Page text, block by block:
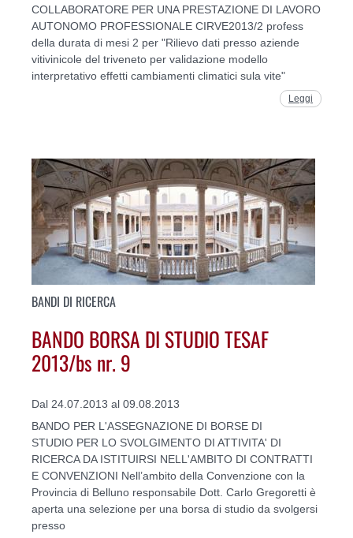
COLLABORATORE PER UNA PRESTAZIONE DI LAVORO
AUTONOMO PROFESSIONALE CIRVE2013/2 profess
della durata di mesi 2 per "Rilievo dati presso aziende
vitivinicole del triveneto per validazione modello
interpretativo effetti cambiamenti climatici sula vite"
Leggi
BANDI DI RICERCA
BANDO BORSA DI STUDIO TESAF
2013/bs nr. 9
Dal 24.07.2013 al 09.08.2013
BANDO PER L'ASSEGNAZIONE DI BORSE DI
STUDIO PER LO SVOLGIMENTO DI ATTIVITA' DI
RICERCA DA ISTITUIRSI NELL'AMBITO DI CONTRATTI
E CONVENZIONI Nell’ambito della Convenzione con la
Provincia di Belluno responsabile Dott. Carlo Gregoretti è
aperta una selezione per una borsa di studio da svolgersi
presso